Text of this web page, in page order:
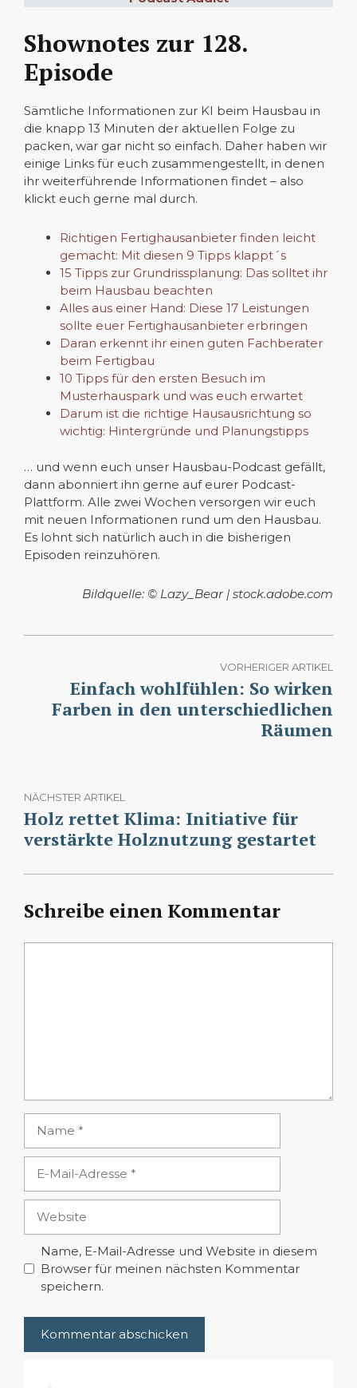
Shownotes zur 128.
Episode
Sämtliche Informationen zur KI beim Hausbau in
die knapp 13 Minuten der aktuellen Folge zu
packen, war gar nicht so einfach. Daher haben wir
einige Links für euch zusammengestellt, in denen
ihr weiterführende Informationen findet – also
klickt euch gerne mal durch.
Richtigen Fertighausanbieter finden leicht
gemacht: Mit diesen 9 Tipps klappt´s
15 Tipps zur Grundrissplanung: Das solltet ihr
beim Hausbau beachten
Alles aus einer Hand: Diese 17 Leistungen
sollte euer Fertighausanbieter erbringen
Daran erkennt ihr einen guten Fachberater
beim Fertigbau
10 Tipps für den ersten Besuch im
Musterhauspark und was euch erwartet
Darum ist die richtige Hausausrichtung so
wichtig: Hintergründe und Planungstipps
… und wenn euch unser Hausbau-Podcast gefällt,
dann abonniert ihn gerne auf eurer Podcast-
Plattform. Alle zwei Wochen versorgen wir euch
mit neuen Informationen rund um den Hausbau.
Es lohnt sich natürlich auch in die bisherigen
Episoden reinzuhören.
Bildquelle: © Lazy_Bear | stock.adobe.com
VORHERIGER ARTIKEL
Einfach wohlfühlen: So wirken
Farben in den unterschiedlichen
Räumen
NÄCHSTER ARTIKEL
Holz rettet Klima: Initiative für
verstärkte Holznutzung gestartet
Schreibe einen Kommentar
Mail-
Adresse
Name, E-Mail-Adresse und Website in diesem
Browser für meinen nächsten Kommentar
speichern.